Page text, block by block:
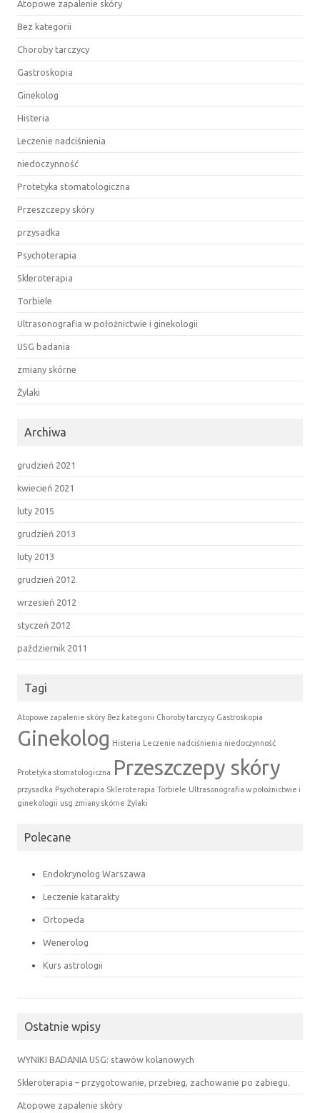
Atopowe zapalenie skóry
Bez kategorii
Choroby tarczycy
Gastroskopia
Ginekolog
Histeria
Leczenie nadciśnienia
niedoczynność
Protetyka stomatologiczna
Przeszczepy skóry
przysadka
Psychoterapia
Skleroterapia
Torbiele
Ultrasonografia w położnictwie i ginekologii
USG badania
zmiany skórne
Żylaki
Archiwa
grudzień 2021
kwiecień 2021
luty 2015
grudzień 2013
luty 2013
grudzień 2012
wrzesień 2012
styczeń 2012
październik 2011
Tagi
Atopowe zapalenie skóry Bez kategorii Choroby tarczycy Gastroskopia
Ginekolog Histeria Leczenie nadciśnienia niedoczynność
Protetyka stomatologiczna Przeszczepy skóry
przysadka Psychoterapia Skleroterapia Torbiele Ultrasonografia w położnictwie i
ginekologii usg zmiany skórne Żylaki
Polecane
Endokrynolog Warszawa
Leczenie katarakty
Ortopeda
Wenerolog
Kurs astrologii
Ostatnie wpisy
WYNIKI BADANIA USG: stawów kolanowych
Skleroterapia – przygotowanie, przebieg, zachowanie po zabiegu.
Atopowe zapalenie skóry